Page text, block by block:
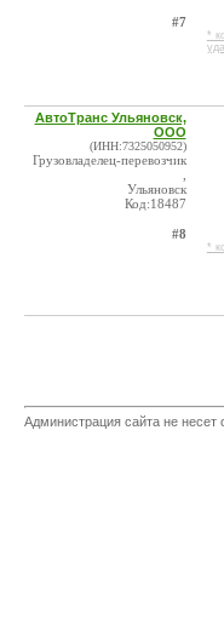
#7
*
АвтоТранс Ульяновск,
ООО
(ИНН:7325050952)
Грузовладелец-перевозчик
Ульяновск
Код:18487
#8
*
Администрация сайта не